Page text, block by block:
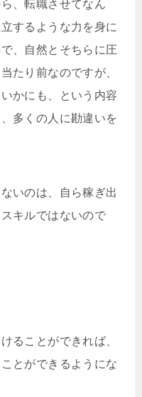
、転職させてなん
するような力を身に
、自然とそちらに圧
たり前なのですが、
かにも、という内容
多くの人に勘違いを
いのは、自ら稼ぎ出
キルではないので
ることができれば、
とができるようにな